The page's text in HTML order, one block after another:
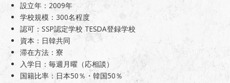
設立年：2009年
学校規模：300名程度
認可：SSP認定学校 TESDA登録学校
資本：日韓共同
滞在方法：寮
入学日：毎週月曜（応相談）
国籍比率：日本50％・韓国50％